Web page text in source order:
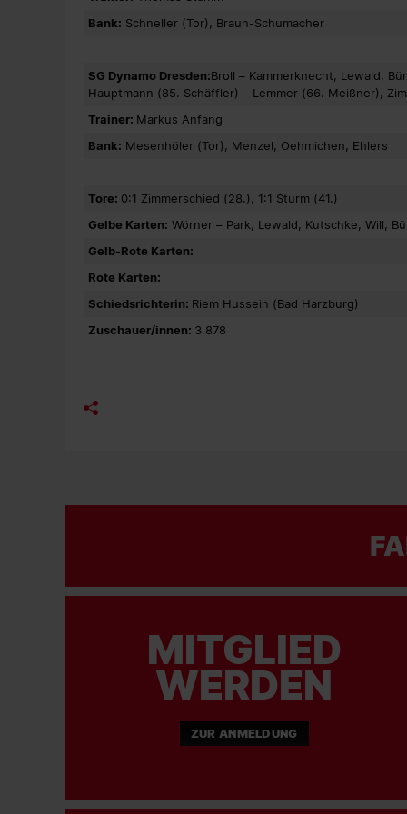
Bank: Schneller (Tor), Braun-Schumacher
SG Dynamo Dresden:Broll – Kammerknecht, Lewald,
Hauptmann (85. Schäffler) – Lemmer (66. Meißner),
Trainer: Markus Anfang
Bank: Mesenhöler (Tor), Menzel, Oehmichen, Ehlers
Tore: 0:1 Zimmerschied (28.), 1:1 Sturm (41.)
Gelbe Karten: Wörner – Park, Lewald, Kutschke, Will,
Gelb-Rote Karten:
Rote Karten:
Schiedsrichterin: Riem Hussein (Bad Harzburg)
Zuschauer/innen: 3.878
MITGLIED
WERDEN
ZUR ANMELDUNG